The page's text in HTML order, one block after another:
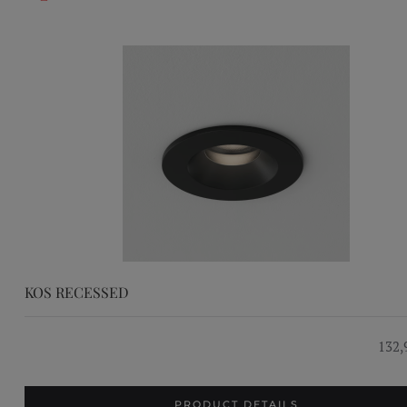
KOS RECESSED
PRODUCT DETAILS